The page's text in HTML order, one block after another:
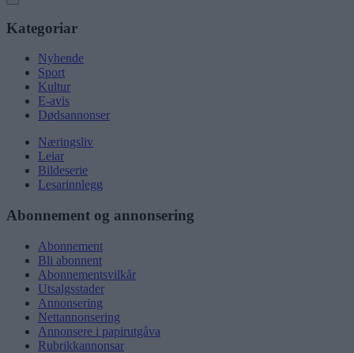
Kategoriar
Nyhende
Sport
Kultur
E-avis
Dødsannonser
Næringsliv
Leiar
Bildeserie
Lesarinnlegg
Abonnement og annonsering
Abonnement
Bli abonnent
Abonnementsvilkår
Utsalgsstader
Annonsering
Nettannonsering
Annonsere i papirutgåva
Rubrikkannonsar